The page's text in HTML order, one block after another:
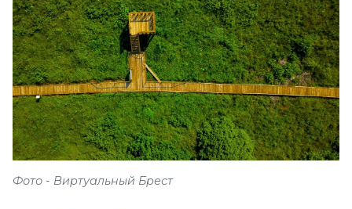
Фото - Виртуальный Брест